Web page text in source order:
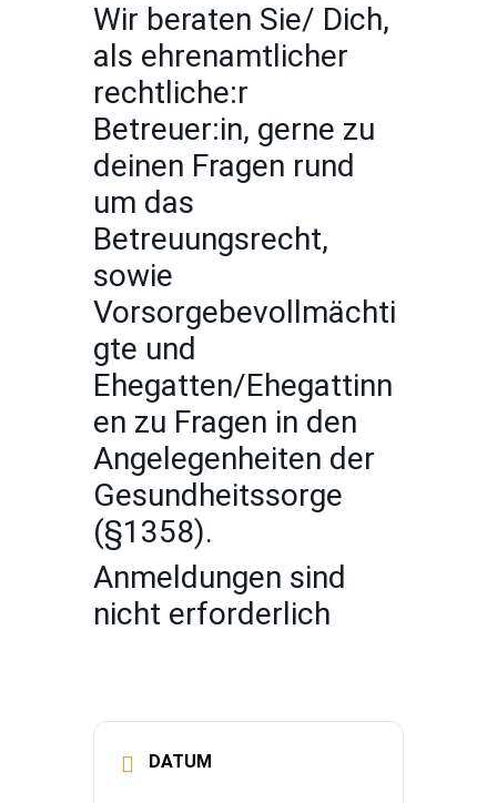
Wir beraten Sie/ Dich,
als ehrenamtlicher
rechtliche:r
Betreuer:in, gerne zu
deinen Fragen rund
um das
Betreuungsrecht,
sowie
Vorsorgebevollmächti
gte und
Ehegatten/Ehegattinn
en zu Fragen in den
Angelegenheiten der
Gesundheitssorge
(§1358).
Anmeldungen sind
nicht erforderlich
DATUM